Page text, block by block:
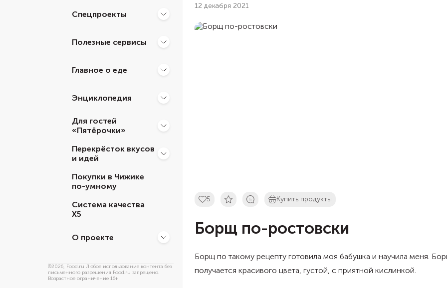
Спецпроекты
Полезные сервисы
Главное о еде
Энциклопедия
Для гостей
«Пятёрочки»
Перекрёсток вкусов
и идей
Покупки в Чижике
по-умному
Система качества
Х5
О проекте
©2026, Food.ru Любое использование контента без
письменного разрешения Food.ru запрещено.
Возрастное ограничение 16+
12 декабря 2021
5 Купить продукты
Борщ по-ростовски
Борщ по такому рецепту готовила моя бабушка и научила меня.
получается красивого цвета, густой, с приятной кислинкой.